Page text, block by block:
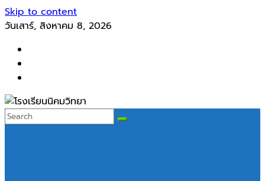
Skip to content
วันเสาร์, สิงหาคม 8, 2026